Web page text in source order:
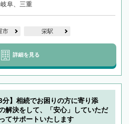
阜、三重
市 栄駅
詳細を見る
分】相続でお困りの方に寄り添
解決をして、「安心」していただ
てサポートいたします